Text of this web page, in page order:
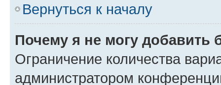
Вернуться к началу
Почему я не могу добавить
Ограничение количества
администратором